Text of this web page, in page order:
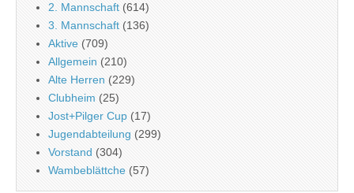
2. Mannschaft (614)
3. Mannschaft (136)
Aktive (709)
Allgemein (210)
Alte Herren (229)
Clubheim (25)
Jost+Pilger Cup (17)
Jugendabteilung (299)
Vorstand (304)
Wambeblättche (57)